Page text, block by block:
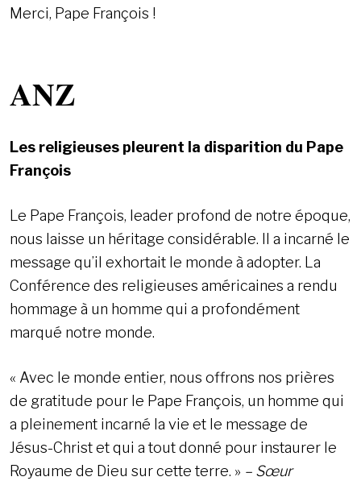
Merci, Pape François !
ANZ
Les religieuses pleurent la disparition du Pape
François
Le Pape François, leader profond de notre époque,
nous laisse un héritage considérable. Il a incarné le
message qu’il exhortait le monde à adopter. La
Conférence des religieuses américaines a rendu
hommage à un homme qui a profondément
marqué notre monde.
« Avec le monde entier, nous offrons nos prières
de gratitude pour le Pape François, un homme qui
a pleinement incarné la vie et le message de
Jésus-Christ et qui a tout donné pour instaurer le
Royaume de Dieu sur cette terre. » – Sœur